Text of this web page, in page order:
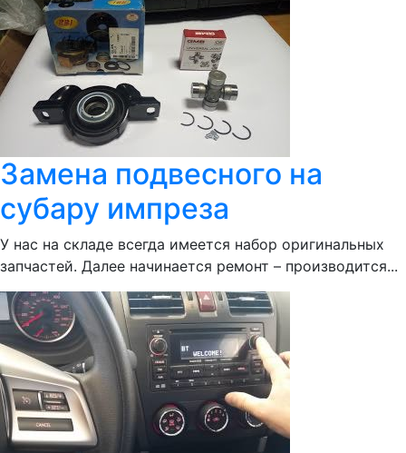
Замена подвесного на
субару импреза
У нас на складе всегда имеется набор оригинальных
запчастей. Далее начинается ремонт – производится...